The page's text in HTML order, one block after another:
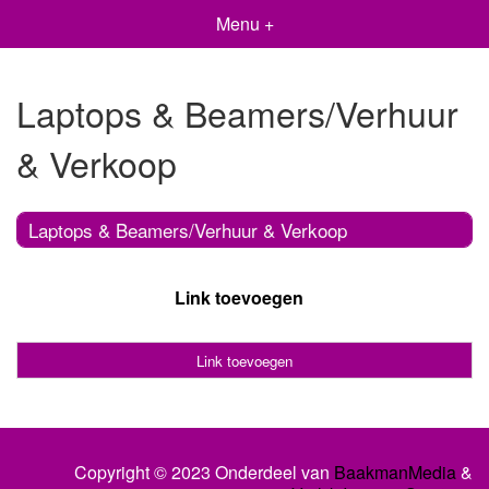
Menu +
Laptops & Beamers/Verhuur
& Verkoop
Laptops & Beamers/Verhuur & Verkoop
Link toevoegen
Link toevoegen
Copyright © 2023 Onderdeel van BaakmanMedia&